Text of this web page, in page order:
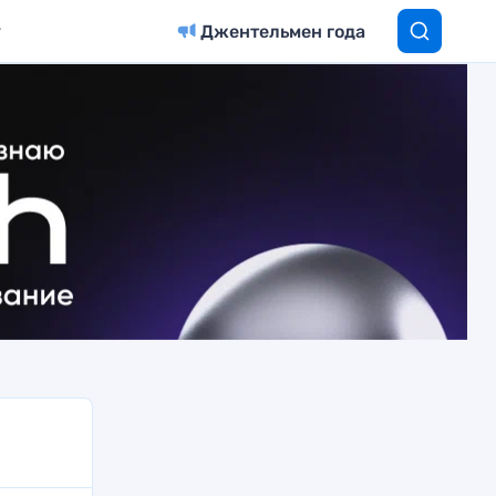
Джентельмен года